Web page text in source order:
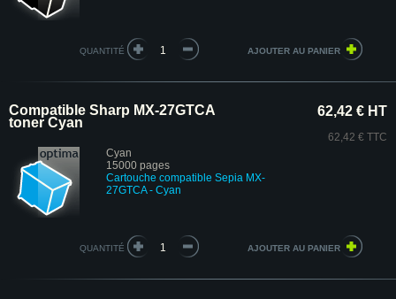
QUANTITÉ
Compatible Sharp MX-27GTCA
toner Cyan
Cyan
15000 pages
Cartouche compatible Sepia MX-
27GTCA - Cyan
62,42 € HT
62,42 € TTC
QUANTITÉ